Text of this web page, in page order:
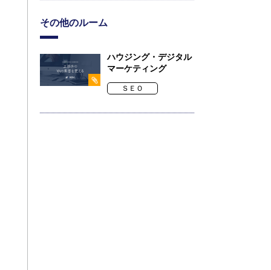
その他のルーム
ハウジング・デジタル
マーケティング
ＳＥＯ